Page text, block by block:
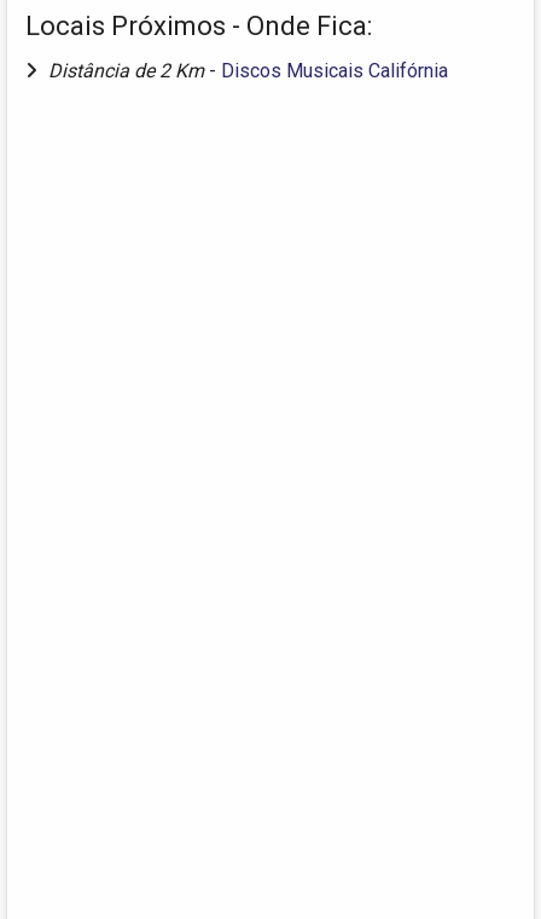
Locais Próximos - Onde Fica:
Distância de 2 Km - Discos Musicais Califórnia